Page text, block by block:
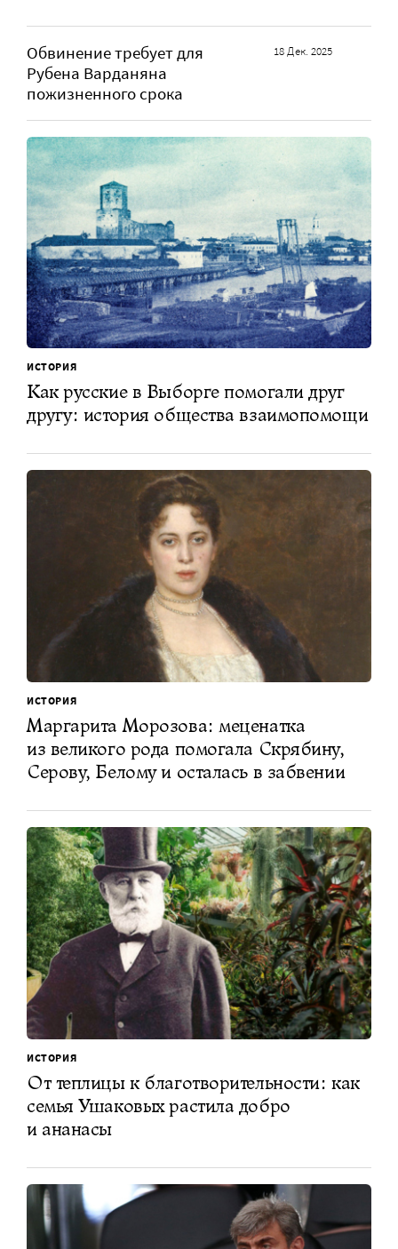
Обвинение требует для
Рубена Варданяна
пожизненного срока
18 Дек. 2025
ИСТОРИЯ
Как русские в Выборге помогали друг
другу: история общества взаимопомощи
ИСТОРИЯ
Маргарита Морозова: меценатка
из великого рода помогала Скрябину,
Серову, Белому и осталась в забвении
ИСТОРИЯ
От теплицы к благотворительности: как
семья Ушаковых растила добро
и ананасы